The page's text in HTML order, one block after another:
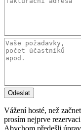
Odeslat
Vážení hosté, než
prosím nejprve
Abychom předešli